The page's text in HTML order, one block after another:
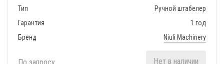
Тип
Ручной штабелер
Гарантия
1 год
Бренд
Niuli Machinery
Нет в наличии